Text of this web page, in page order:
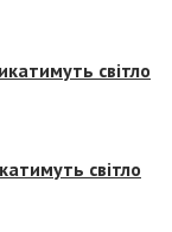
світло
світло